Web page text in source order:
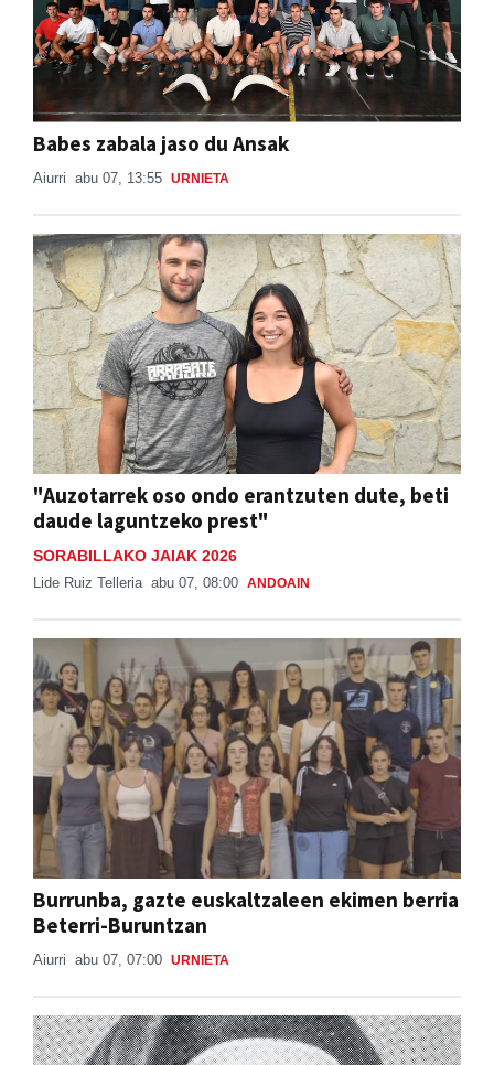
Babes zabala jaso du Ansak
Aiurri abu 07, 13:55 URNIETA
"Auzotarrek oso ondo erantzuten dute, beti
daude laguntzeko prest"
SORABILLAKO JAIAK 2026
Lide Ruiz Telleria abu 07, 08:00 ANDOAIN
Burrunba, gazte euskaltzaleen ekimen berria
Beterri-Buruntzan
Aiurri abu 07, 07:00 URNIETA